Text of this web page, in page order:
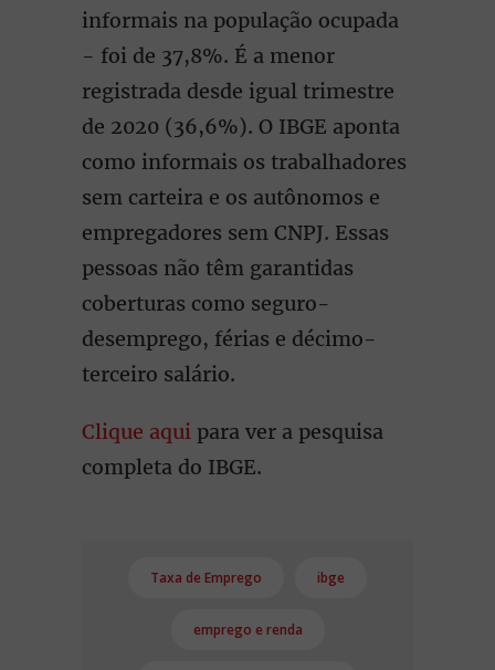
informais na população ocupada
- foi de 37,8%. É a menor
registrada desde igual trimestre
de 2020 (36,6%). O IBGE aponta
como informais os trabalhadores
sem carteira e os autônomos e
empregadores sem CNPJ. Essas
pessoas não têm garantidas
coberturas como seguro-
desemprego, férias e décimo-
terceiro salário.
Clique aqui para ver a pesquisa
completa do IBGE.
Taxa de Emprego ibge
emprego e renda